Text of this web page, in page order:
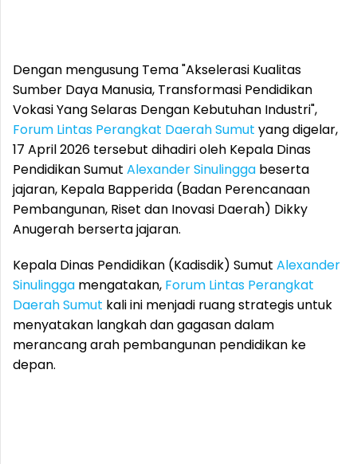
Dengan mengusung Tema "Akselerasi Kualitas
Sumber Daya Manusia, Transformasi Pendidikan
Vokasi Yang Selaras Dengan Kebutuhan Industri",
Forum Lintas Perangkat Daerah Sumut yang digelar,
17 April 2026 tersebut dihadiri oleh Kepala Dinas
Pendidikan Sumut Alexander Sinulingga beserta
jajaran, Kepala Bapperida (Badan Perencanaan
Pembangunan, Riset dan Inovasi Daerah) Dikky
Anugerah berserta jajaran.
Kepala Dinas Pendidikan (Kadisdik) Sumut Alexander
Sinulingga mengatakan, Forum Lintas Perangkat
Daerah Sumut kali ini menjadi ruang strategis untuk
menyatakan langkah dan gagasan dalam
merancang arah pembangunan pendidikan ke
depan.